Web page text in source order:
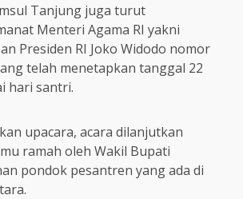
Tanjung juga turut
Menteri Agama RI yakni
Presiden RI Joko Widodo nomor
telah menetapkan tanggal 22
hari santri.
upacara, acara dilanjutkan
ramah oleh Wakil Bupati
pondok pesantren yang ada di